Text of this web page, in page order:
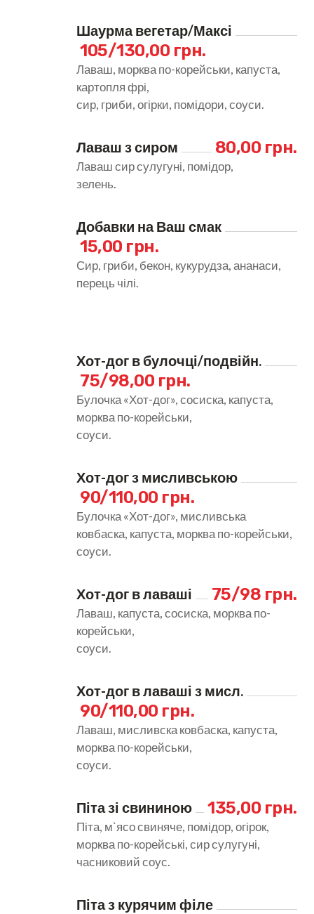
Шаурма вегетар/Максі
105/130,00 грн.
Лаваш, морква по-корейськи, капуста,
картопля фрі,
сир, гриби, огірки, помідори, соуси.
Лаваш з сиром 80,00 грн.
Лаваш сир сулугуні, помідор,
зелень.
Добавки на Ваш смак
15,00 грн.
Сир, гриби, бекон, кукурудза, ананаси,
перець чілі.
Хот-дог в булочці/подвійн.
75/98,00 грн.
Булочка «Хот-дог», сосиска, капуста,
морква по-корейськи,
соуси.
Хот-дог з мисливською
90/110,00 грн.
Булочка «Хот-дог», мисливська
ковбаска, капуста, морква по-корейськи,
соуси.
Хот-дог в лаваші 75/98 грн.
Лаваш, капуста, сосиска, морква по-
корейськи,
соуси.
Хот-дог в лаваші з мисл.
90/110,00 грн.
Лаваш, мисливска ковбаска, капуста,
морква по-корейськи,
соуси.
Піта зі свининою 135,00 грн.
Піта, м`ясо свиняче, помідор, огірок,
морква по-корейські, сир сулугуні,
часниковий соус.
Піта з курячим філе